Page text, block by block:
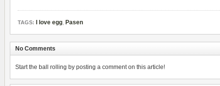
TAGS: I love egg, Pasen
No Comments
Start the ball rolling by posting a comment on this article!